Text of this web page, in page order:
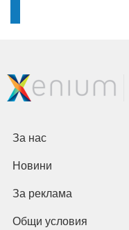
За нас
Новини
За реклама
Общи условия